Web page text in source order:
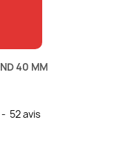
40 MM
- 52avis